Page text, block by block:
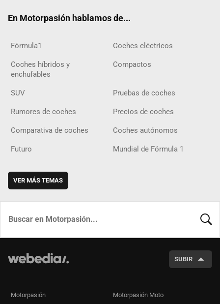
En Motorpasión hablamos de...
Fórmula1 Coches eléctricos
Coches híbridos y
enchufables
Compactos
SUV Pruebas de coches
Rumores de coches Precios de coches
Comparativa de coches Coches autónomos
Futuro Mundial de Fórmula 1
VER MÁS TEMAS
SUBIR
Motorpasión Motorpasión Moto